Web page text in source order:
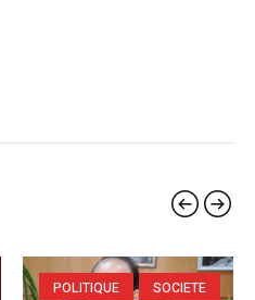
POLITIQUE
SOCIETE